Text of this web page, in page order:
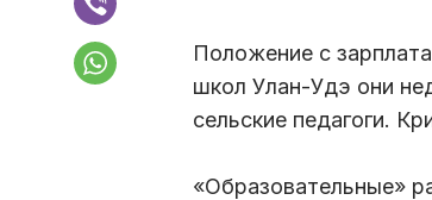
Положение с
школ Улан-Удэ они
сельские педагоги.
«Образовательные»